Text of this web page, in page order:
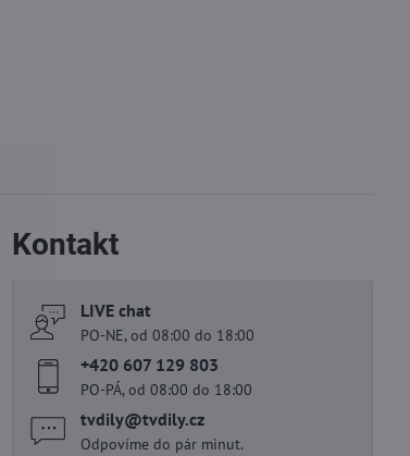
Kontakt
LIVE chat
PO-NE, od 08:00 do 18:00
+420 607 129 803
PO-PÁ, od 08:00 do 18:00
tvdily​@tvdily​.cz
Odpovíme do pár minut.